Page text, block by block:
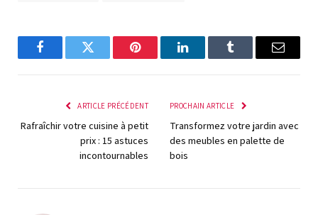
FacebookTwitter Pinterest LinkedInTumblr
E-
ARTICLE PRÉCÉDENT
Rafraîchir votre cuisine à petit
prix : 15 astuces
incontournables
PROCHAIN ARTICLE
Transformez votre jardin avec
des meubles en palette de
bois